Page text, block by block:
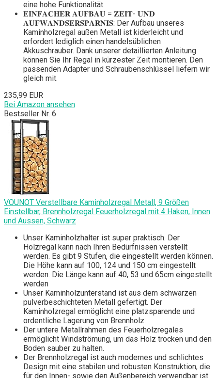
eine hohe Funktionalität.
𝐄𝐈𝐍𝐅𝐀𝐂𝐇𝐄𝐑 𝐀𝐔𝐅𝐁𝐀𝐔 = 𝐙𝐄𝐈𝐓- 𝐔𝐍𝐃
𝐀𝐔𝐅𝐖𝐀𝐍𝐃𝐒𝐄𝐑𝐒𝐏𝐀𝐑𝐍𝐈𝐒: Der Aufbau unseres
Kaminholzregal außen Metall ist kiderleicht und
erfordert lediglich einen handelsüblichen
Akkuschrauber. Dank unserer detaillierten Anleitung
können Sie Ihr Regal in kürzester Zeit montieren. Den
passenden Adapter und Schraubenschlüssel liefern wir
gleich mit.
235,99 EUR
Bei Amazon ansehen
Bestseller Nr. 6
VOUNOT Verstellbare Kaminholzregal Metall, 9 Größen
Einstellbar, Brennholzregal Feuerholzregal mit 4 Haken, Innen
und Aussen, Schwarz
Unser Kaminholzhalter ist super praktisch. Der
Holzregal kann nach Ihren Bedürfnissen verstellt
werden. Es gibt 9 Stufen, die eingestellt werden können.
Die Höhe kann auf 100, 124 und 150 cm eingestellt
werden. Die Länge kann auf 40, 53 und 65cm eingestellt
werden
Unser Kaminholzunterstand ist aus dem schwarzen
pulverbeschichteten Metall gefertigt. Der
Kaminholzregal ermöglicht eine platzsparende und
ordentliche Lagerung von Brennholz.
Der untere Metallrahmen des Feuerholzregales
ermöglicht Windströmung, um das Holz trocken und den
Boden sauber zu halten.
Der Brennholzregal ist auch modernes und schlichtes
Design mit eine stabilen und robusten Konstruktion, die
für den Innen- sowie den Außenbereich verwendbar ist.